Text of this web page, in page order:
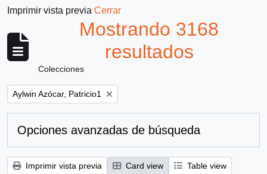
Imprimir vista previa Cerrar
Mostrando 3168
resultados
Colecciones
Remove filter:
Aylwin Azócar, Patricio1
Opciones avanzadas de búsqueda
Imprimir vista previa Card view
Table view